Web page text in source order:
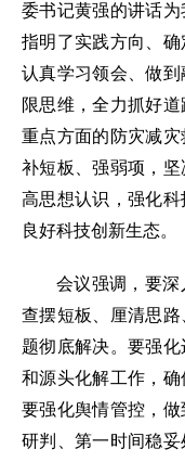
委书记黄强的讲话
指明了实践方向、
认真学习领会、做
限思维，全力抓好
重点方面的防灾减
补短板、强弱项，
高思想认识，强化
良好科技创新生态。
会议强调，要深
查摆短板、厘清思
题彻底解决。要强
和源头化解工作，确
要强化舆情管控，
研判、第一时间稳